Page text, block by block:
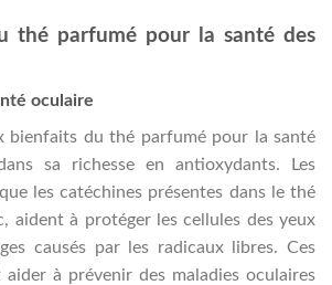
thé parfumé pour la santé des
oculaire
bienfaits du thé parfumé pour la santé
sa richesse en antioxydants. Les
les catéchines présentes dans le thé
aident à protéger les cellules des yeux
causés par les radicaux libres. Ces
aider à prévenir des maladies oculaires